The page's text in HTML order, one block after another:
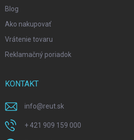
Blog
Ako nakupovať
Vrátenie tovaru
Reklamačný poriadok
KONTAKT
info@reut.sk
+ 421 909 159 000